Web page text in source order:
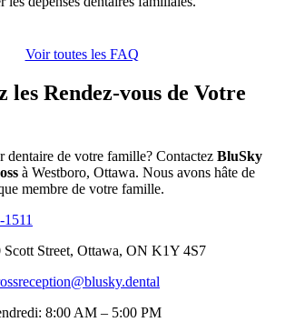
Voir toutes les FAQ
les Rendez-vous de Votre
dentaire de votre famille? Contactez BluSky
à Westboro, Ottawa. Nous avons hâte de
membre de votre famille.
Scott Street, Ottawa, ON K1Y 4S7
8:00 AM – 5:00 PM